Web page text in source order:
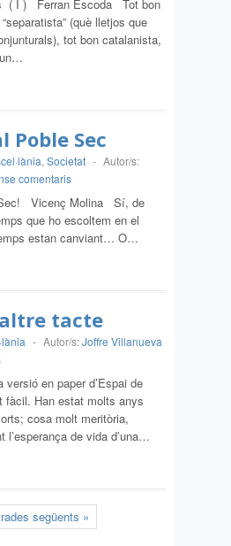
( I ) Ferran Escoda Tot bon
(què lletjos que
tot bon catalanista,
Poble Sec
, Societat - Autor/s:
comentaris
Vicenç Molina Sí, de
que ho escoltem en el
estan canviant… O…
tacte
- Autor/s:Joffre Villanueva
versió en paper d’Espai de
fàcil. Han estat molts anys
cosa molt meritòria,
l’esperança de vida d’una…
següents »